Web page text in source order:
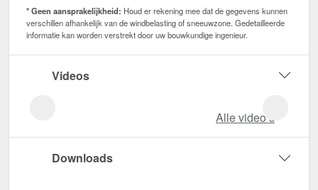
* Geen aansprakelijkheid: Houd er rekening mee dat de gegevens kunnen
verschillen afhankelijk van de windbelasting of sneeuwzone. Gedetailleerde
informatie kan worden verstrekt door uw bouwkundige ingenieur.
Videos
Alle video‘s
Downloads